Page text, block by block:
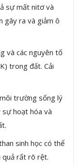
sự mất nitơ và
gây ra và giảm ô
và các nguyên tố
trong đất. Cải
trường sống lý
hoạt hóa và
sinh học có thể
quả rất rõ rệt.